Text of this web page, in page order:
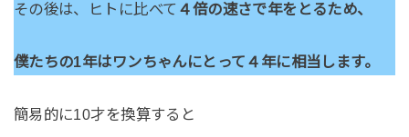
その後は、ヒトに比べて ４倍の速さで年をとるため、
僕たちの1年はワンちゃんにとって４年に相当します。
簡易的に10才を換算すると